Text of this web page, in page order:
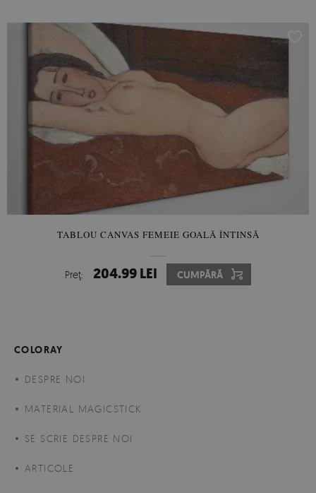
materialul de latex permite obținerea unui efect fotografic.
Acest tip de fototapet va funcționa excelent în sufragerie,
birou, camera copiilor și baie. Materialul durabil și culorile vii
garantează un efect impresionant pentru o lungă perioadă de
timp de utilizare. Montarea necesită utilizarea unui adeziv
dedicat pentru tapetul de latex.
Fototapet vlies- materialul vlies este un produs tipic clasic.
ecologic, fără materiale artificiale. Baza din vlies este mai
TABLOU CANVAS FEMEIE GOALĂ ÎNTINSĂ
Preţ: 204.99 LEI CUMPĂRĂ
COLORAY
DESPRE NOI
MATERIAL MAGICSTICK
SE SCRIE DESPRE NOI
ARTICOLE